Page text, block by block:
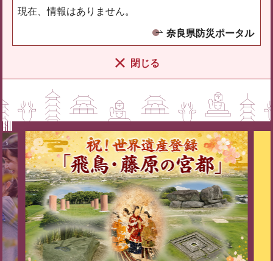
現在、情報はありません。
奈良県防災ポータル
閉じる